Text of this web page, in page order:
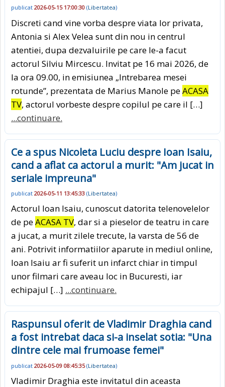
publicat 2026-05-15 17:00:30 (Libertatea)
Discreti cand vine vorba despre viata lor privata,
Antonia si Alex Velea sunt din nou in centrul
atentiei, dupa dezvaluirile pe care le-a facut
actorul Silviu Mircescu. Invitat pe 16 mai 2026, de
la ora 09.00, in emisiunea „Intrebarea mesei
rotunde”, prezentata de Marius Manole peACASA
TV, actorul vorbeste despre copilul pe care il […]
...continuare.
Ce a spus Nicoleta Luciu despre Ioan Isaiu,
cand a aflat ca actorul a murit: "Am jucat in
seriale impreuna"
publicat 2026-05-11 13:45:33 (Libertatea)
Actorul Ioan Isaiu, cunoscut datorita telenovelelor
de peACASA TV, dar si a pieselor de teatru in care
a jucat, a murit zilele trecute, la varsta de 56 de
ani. Potrivit informatiilor aparute in mediul online,
Ioan Isaiu ar fi suferit un infarct chiar in timpul
unor filmari care aveau loc in Bucuresti, iar
echipajul […] ...continuare.
Raspunsul oferit de Vladimir Draghia cand
a fost intrebat daca si-a inselat sotia: "Una
dintre cele mai frumoase femei"
publicat 2026-05-09 08:45:35(Libertatea)
Vladimir Draghia este invitatul din aceasta